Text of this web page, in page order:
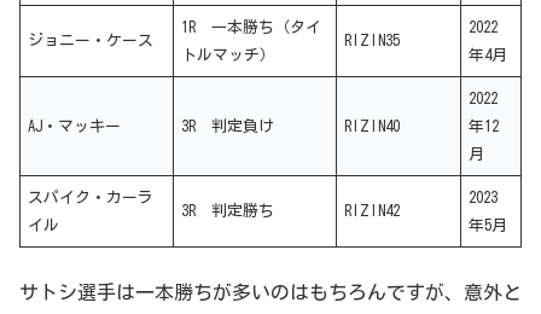
ジョニー・ケース
1R 一本勝ち（タイ
トルマッチ）
RIZIN35
2022
年4月
AJ・マッキー 3R 判定負け RIZIN40
2022
年12
月
スパイク・カーラ
イル
3R 判定勝ち RIZIN42
2023
年5月
サトシ選手は一本勝ちが多いのはもちろんですが、意外と